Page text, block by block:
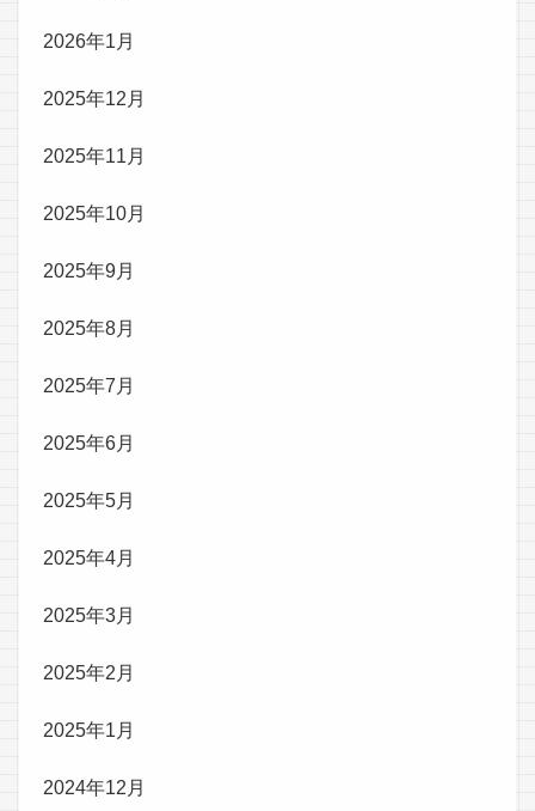
2026年1月
2025年12月
2025年11月
2025年10月
2025年9月
2025年8月
2025年7月
2025年6月
2025年5月
2025年4月
2025年3月
2025年2月
2025年1月
2024年12月